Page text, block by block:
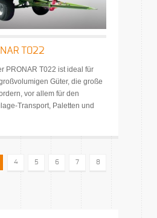
T022
PRONAR T022 ist ideal für
Güter, die große
vor allem für den
Transport, Paletten und
4 5 6 7 8